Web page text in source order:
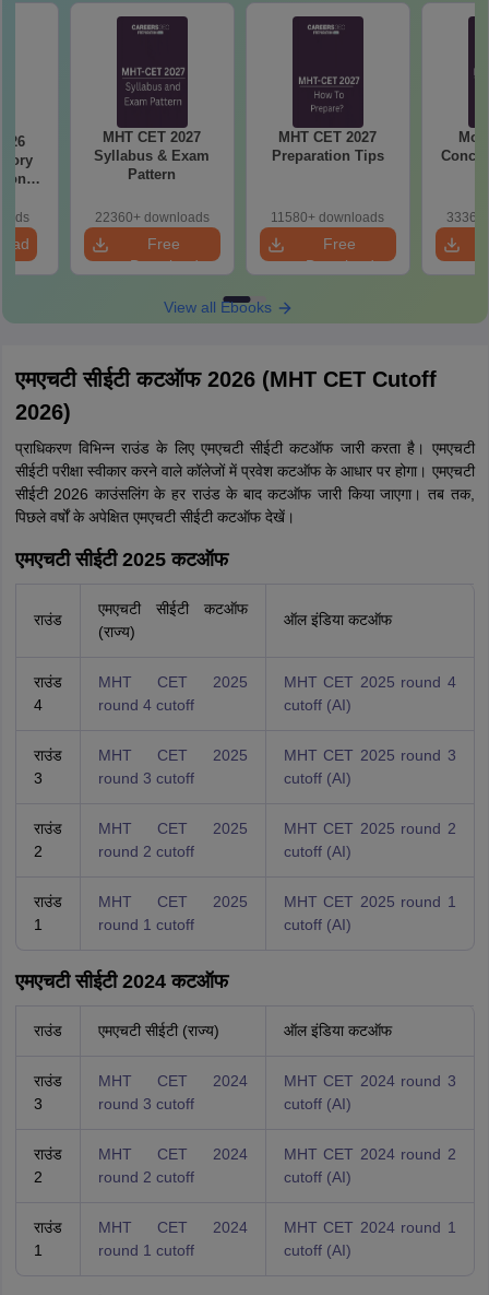
MHT CET 2027
Syllabus & Exam
Pattern
22360+ downloads
Free
Download
MHT CET 2027
Preparation Tips
11580+ downloads
Free
Download
View all Ebooks
एमएचटी सीईटी कटऑफ 2026 (MHT CET Cutoff
2026)
प्राधिकरण विभिन्न राउंड के लिए एमएचटी सीईटी कटऑफ जारी करता है। एमएचटी
सीईटी परीक्षा स्वीकार करने वाले कॉलेजों में प्रवेश कटऑफ के आधार पर होगा। एमएचटी
सीईटी 2026 काउंसलिंग के हर राउंड के बाद कटऑफ जारी किया जाएगा। तब तक,
पिछले वर्षों के अपेक्षित एमएचटी सीईटी कटऑफ देखें।
एमएचटी सीईटी 2025 कटऑफ
राउंड
एमएचटी सीईटी कटऑफ
(राज्य)
ऑल इंडिया कटऑफ
राउंड
4
MHT CET 2025
round 4 cutoff
MHT CET 2025 round 4
cutoff (AI)
राउंड
3
MHT CET 2025
round 3 cutoff
MHT CET 2025 round 3
cutoff (AI)
राउंड
2
MHT CET 2025
round 2 cutoff
MHT CET 2025 round 2
cutoff (AI)
राउंड
1
MHT CET 2025
round 1 cutoff
MHT CET 2025 round 1
cutoff (AI)
एमएचटी सीईटी 2024 कटऑफ
राउंड एमएचटी सीईटी (राज्य) ऑल इंडिया कटऑफ
राउंड
3
MHT CET 2024
round 3 cutoff
MHT CET 2024 round 3
cutoff (AI)
राउंड
2
MHT CET 2024
round 2 cutoff
MHT CET 2024 round 2
cutoff (AI)
राउंड
1
MHT CET 2024
round 1 cutoff
MHT CET 2024 round 1
cutoff (AI)